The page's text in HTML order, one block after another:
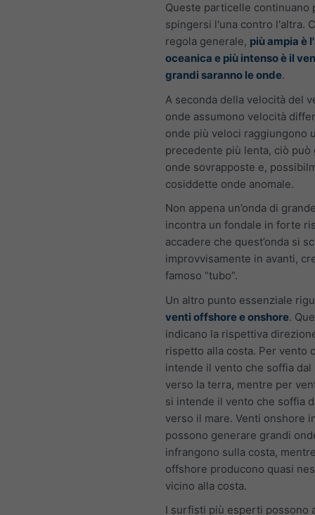
Queste particelle continuano
spingersi l'una contro l'altra.
regola generale, più ampia è
oceanica e più intenso è il
grandi saranno le onde.
A seconda della velocità del
onde assumono velocità
onde più veloci raggiungono
precedente più lenta, ciò può
onde sovrapposte e,
cosiddette onde anomale.
Non appena un’onda di
incontra un fondale in forte
accadere che quest’onda si
improvvisamente in avanti,
famoso “tubo”.
Un altro punto essenziale
venti offshore e onshore.
indicano la rispettiva
rispetto alla costa. Per vento
intende il vento che soffia dal
verso la terra, mentre per
si intende il vento che soffia
verso il mare. Venti onshore
possono generare grandi
infrangono sulla costa,
offshore producono quasi
vicino alla costa.
I surfisti più esperti possono